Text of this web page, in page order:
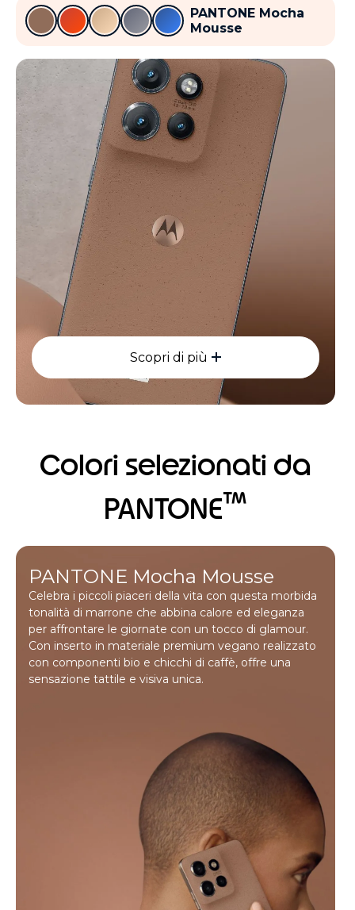
PANTONE Mocha
Mousse
Scopri di più
Colori selezionati da
PANTONE™
PANTONE Mocha Mousse
Celebra i piccoli piaceri della vita con questa morbida
tonalità di marrone che abbina calore ed eleganza
per affrontare le giornate con un tocco di glamour.
Con inserto in materiale premium vegano realizzato
con componenti bio e chicchi di caffè, offre una
sensazione tattile e visiva unica.